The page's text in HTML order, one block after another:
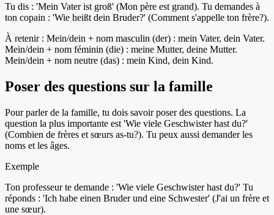
Tu dis : 'Mein Vater ist groß' (Mon père est grand). Tu demandes à
ton copain : 'Wie heißt dein Bruder?' (Comment s'appelle ton frère?).
À retenir : Mein/dein + nom masculin (der) : mein Vater, dein Vater.
Mein/dein + nom féminin (die) : meine Mutter, deine Mutter.
Mein/dein + nom neutre (das) : mein Kind, dein Kind.
Poser des questions sur la famille
Pour parler de la famille, tu dois savoir poser des questions. La
question la plus importante est 'Wie viele Geschwister hast du?'
(Combien de frères et sœurs as-tu?). Tu peux aussi demander les
noms et les âges.
Exemple
Ton professeur te demande : 'Wie viele Geschwister hast du?' Tu
réponds : 'Ich habe einen Bruder und eine Schwester' (J'ai un frère et
une sœur).